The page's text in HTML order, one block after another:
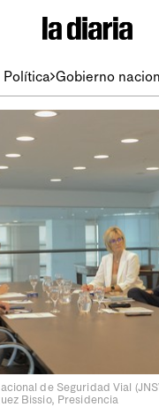
Política Gobierno
de Seguridad Vial
Bissio, Presidencia